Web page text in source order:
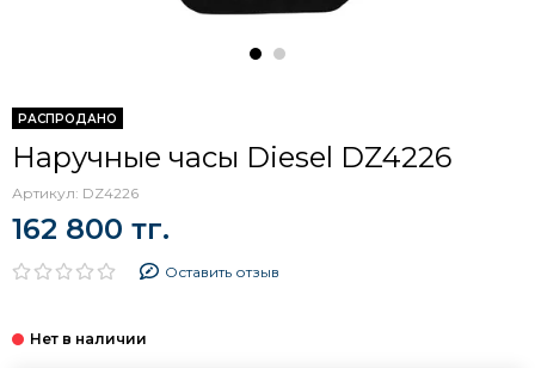
РАСПРОДАНО
Наручные часы Diesel DZ4226
Артикул: DZ4226
162 800 тг.
Оставить отзыв